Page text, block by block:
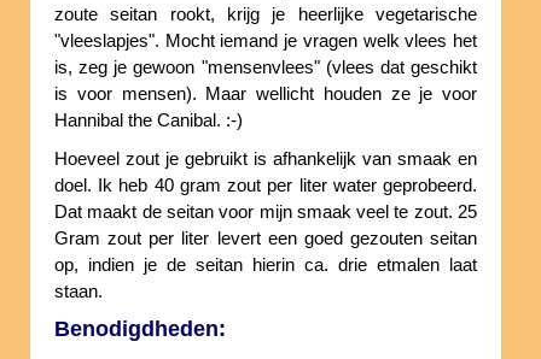
zoute seitan rookt, krijg je heerlijke vegetarische
"vleeslapjes". Mocht iemand je vragen welk vlees het
is, zeg je gewoon "mensenvlees" (vlees dat geschikt
is voor mensen). Maar wellicht houden ze je voor
Hannibal the Canibal. :-)
Hoeveel zout je gebruikt is afhankelijk van smaak en
doel. Ik heb 40 gram zout per liter water geprobeerd.
Dat maakt de seitan voor mijn smaak veel te zout. 25
Gram zout per liter levert een goed gezouten seitan
op, indien je de seitan hierin ca. drie etmalen laat
staan.
Benodigdheden: